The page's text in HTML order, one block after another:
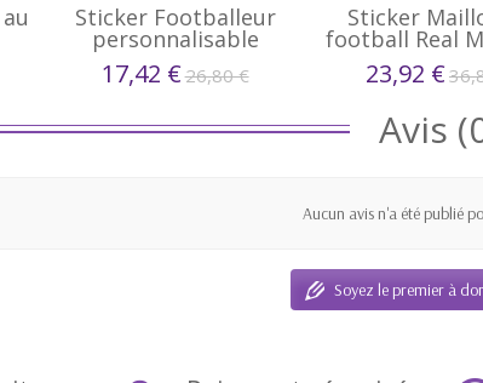
Sticker Footballeur
personnalisable
Manga...
17,42 €26,80 €
Sticker
football Real
23,92 €
Avis
Aucun avis n'a été publié
Soyez le premier à